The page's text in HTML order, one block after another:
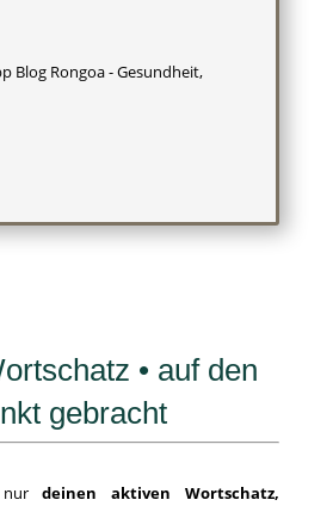
• auf den
gebracht
deinen aktiven Wortschatz,